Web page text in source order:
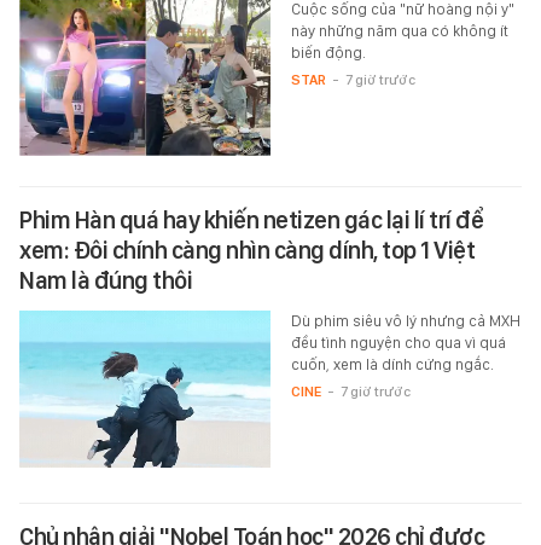
Cuộc sống của "nữ hoàng nội y"
này những năm qua có không ít
biến động.
STAR - 7 giờ trước
Phim Hàn quá hay khiến netizen gác lại lí trí để
xem: Đôi chính càng nhìn càng dính, top 1 Việt
Nam là đúng thôi
Dù phim siêu vô lý nhưng cả MXH
đều tình nguyện cho qua vì quá
cuốn, xem là dính cứng ngắc.
CINE - 7 giờ trước
Chủ nhân giải "Nobel Toán học" 2026 chỉ được